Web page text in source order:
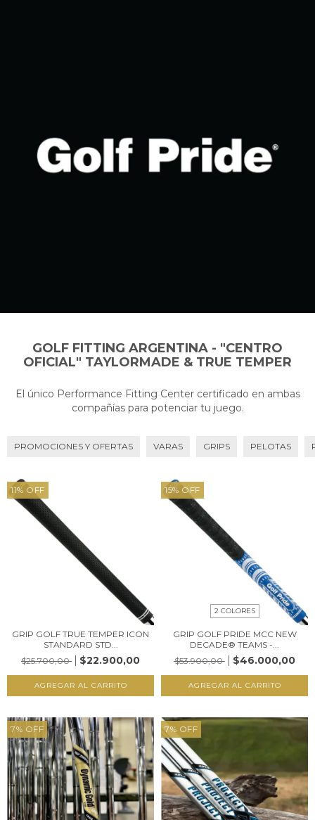
GOLF FITTING ARGENTINA - "CENTRO
OFICIAL" TAYLORMADE & TRUE TEMPER
El único Performance Fitting Center certificado en ambas
compañías para potenciar tu juego.
PROMOCIONES Y OFERTAS VARAS GRIPS PELOTAS
11% OFF
GRIP GOLF TRUE TEMPER ICON
STANDARD STD...
$25.700,00
$22.900,00
AGREGAR AL CARRITO
15% OFF
2 COLORES
GRIP GOLF PRIDE MCC NEW
DECADE® TEAMS -...
$53.900,00
$46.000,00
AGREGAR AL CARRITO
7% OFF 7% OFF